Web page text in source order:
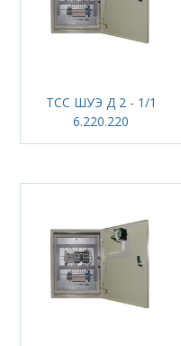
ТСС ШУЭ Д 2 - 1/1
6.220.220